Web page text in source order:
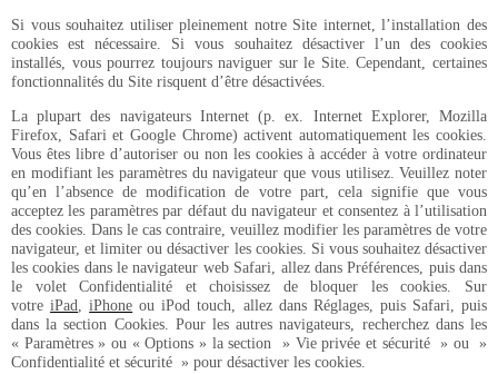
Si vous souhaitez utiliser pleinement notre Site internet, l’installation des
cookies est nécessaire. Si vous souhaitez désactiver l’un des cookies
installés, vous pourrez toujours naviguer sur le Site. Cependant, certaines
fonctionnalités du Site risquent d’être désactivées.
La plupart des navigateurs Internet (p. ex. Internet Explorer, Mozilla
Firefox, Safari et Google Chrome) activent automatiquement les cookies.
Vous êtes libre d’autoriser ou non les cookies à accéder à votre ordinateur
en modifiant les paramètres du navigateur que vous utilisez. Veuillez noter
qu’en l’absence de modification de votre part, cela signifie que vous
acceptez les paramètres par défaut du navigateur et consentez à l’utilisation
des cookies. Dans le cas contraire, veuillez modifier les paramètres de votre
navigateur, et limiter ou désactiver les cookies. Si vous souhaitez désactiver
les cookies dans le navigateur web Safari, allez dans Préférences, puis dans
le volet Confidentialité et choisissez de bloquer les cookies. Sur
votreiPad ,iPhone ou iPod touch, allez dans Réglages, puis Safari, puis
dans la section Cookies. Pour les autres navigateurs, recherchez dans les
« Paramètres » ou « Options » la section » Vie privée et sécurité » ou »
Confidentialité et sécurité » pour désactiver les cookies.